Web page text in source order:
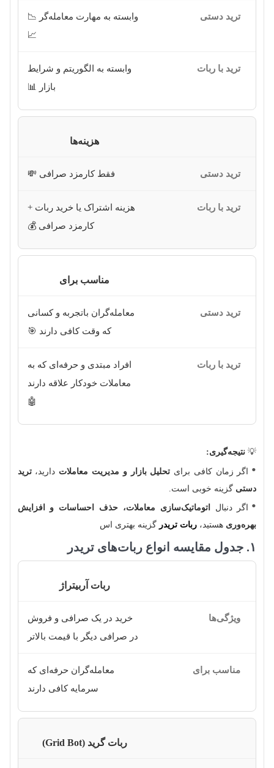
وابسته به مهارت معامله‌گر 📉
📈
وابسته به الگوریتم و شرایط
بازار 📊
هزینه‌ها
فقط کارمزد صرافی 💸
هزینه اشتراک یا خرید ربات +
کارمزد صرافی 💰
مناسب برای
معامله‌گران باتجربه و کسانی
که وقت کافی دارند 🎯
افراد مبتدی و حرفه‌ای که به
معاملات خودکار علاقه دارند
🤖
💡 نتیجه‌گیری:
اگر زمان کافی برای تحلیل بازار و مدیریت معاملات دارید،ترید
دستی گزینه خوبی است.
اگر دنبال
اتوماتیک‌سازی معاملات، حذف احساسات و افزایش
بهره‌وری هستید، ربات تریدر گزینه بهتری اس
۱. جدول مقایسه انواع ربات‌های تریدر
ربات آربیتراژ
خرید در یک صرافی و فروش
در صرافی دیگر با قیمت بالاتر
معامله‌گران حرفه‌ای که
سرمایه کافی دارند
ربات گرید (Grid Bot)